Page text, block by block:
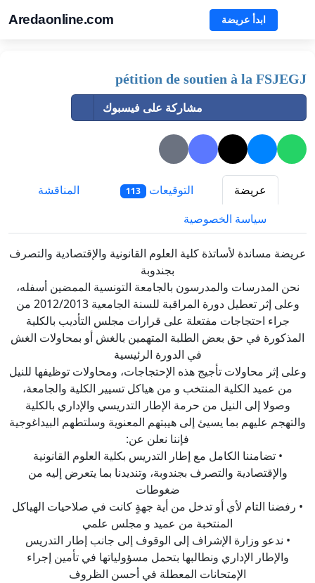
Aredaonline.com ابدأ عريضة
pétition de soutien à la FSJEGJ
مشاركة على فيسبوك
عريضة التوقيعات 113
المناقشة
سياسة الخصوصية
عريضة مساندة لأساتذة كلية العلوم القانونية والإقتصادية والتصرف
بجندوبة
نحن المدرسات والمدرسون بالجامعة التونسية الممضين أسفله،
وعلى إثر تعطيل دورة المراقبة للسنة الجامعية 2012/2013 من
جراء احتجاجات مفتعلة على قرارات مجلس التأديب بالكلية
المذكورة في حق بعض الطلبة المتهمين بالغش أو بمحاولات الغش
في الدورة الرئيسية
وعلى إثر محاولات تأجيج هذه الإحتجاجات، ومحاولات توظيفها للنيل
من عميد الكلية المنتخب و من هياكل تسيير الكلية والجامعة،
وصولا إلى النيل من حرمة الإطار التدريسي والإداري بالكلية
والتهجم عليهم بما يسيئ إلى هيبتهم المعنوية وسلتطهم البيداغوجية
فإننا نعلن عن:
• تضامننا الكامل مع إطار التدريس بكلية العلوم القانونية
والإقتصادية والتصرف بجندوبة، وتنديدنا بما يتعرض إليه من
ضغوطات
• رفضنا التام لأي أو تدخل من أية جهةٍ كانت في صلاحيات الهياكل
المنتخبة من عميد و مجلس علمي
• ندعو وزارة الإشراف إلى الوقوف إلى جانب إطار التدريس
والإطار الإداري ونطالبها بتحمل مسؤولياتها في تأمين إجراء
الإمتحانات المعطلة في أحسن الظروف